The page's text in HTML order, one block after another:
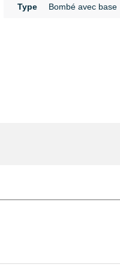
Type Bombé avec base